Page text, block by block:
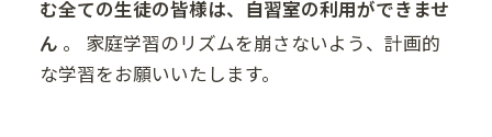
む全ての生徒の皆様は、自習室の利用ができませ
ん 。 家庭学習のリズムを崩さないよう、計画的
な学習をお願いいたします。